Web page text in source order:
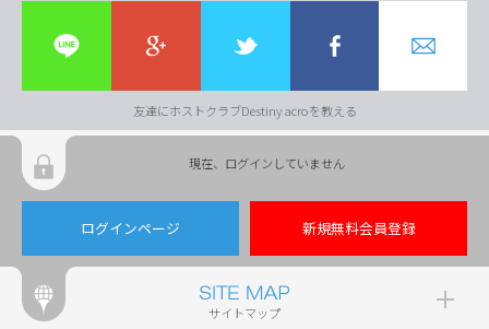
友達にホストクラブDestiny acroを教える
現在、ログインしていません
ログインページ 新規無料会員登録
サイトマップ